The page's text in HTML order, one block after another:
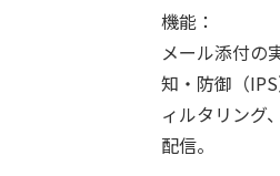
機能：
メール添付の
知・防御（
ィルタリング
配信。